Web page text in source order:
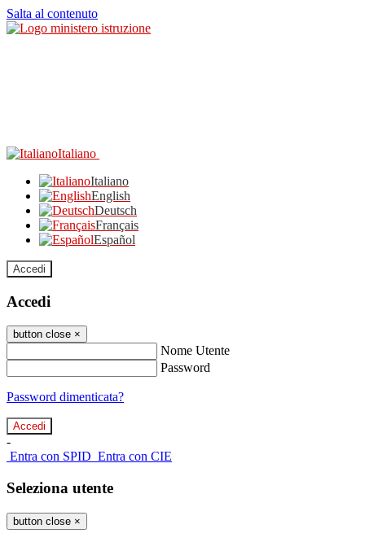
Salta al contenuto
Italiano
Italiano
English
Deutsch
Français
Español
Accedi
Accedi
button close ×
Nome Utente
Password
Password dimenticata?
-
Entra con SPID Entra con CIE
Seleziona utente
button close ×